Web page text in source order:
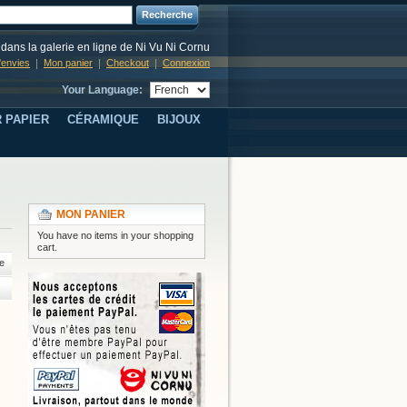
Recherche
la galerie en ligne de Ni Vu Ni Cornu
Mon panier Checkout Connexion
Your Language:
PAPIER CÉRAMIQUE BIJOUX
MON PANIER
You have no items in your shopping
cart.